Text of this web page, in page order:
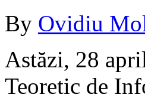
By Ovidiu
Astăzi, 28
Teoretic de